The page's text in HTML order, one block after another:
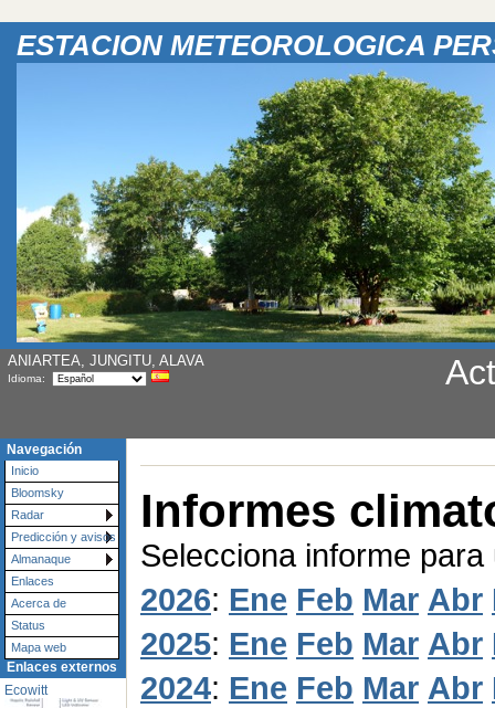
ESTACION METEOROLOGICA
ANIARTEA, JUNGITU, ALAVA
Idioma:
Navegación
Inicio
Bloomsky
Radar
Predicción y avisos
Almanaque
Enlaces
Acerca de
Status
Mapa web
Enlaces externos
Ecowitt
Informes
Selecciona informe para
2026: Ene Feb Mar Abr
2025: Ene Feb Mar Abr
2024: Ene Feb Mar Abr